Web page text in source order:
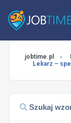
jobtime.pl
Lekarz –
Szukaj